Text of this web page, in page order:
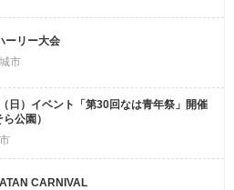
ーリー大会
市
日）イベント「第30回なは青年祭」開催
公園）
CARNIVAL